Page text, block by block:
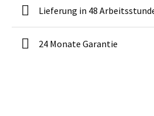
Lieferung in 48
24 Monate Garantie